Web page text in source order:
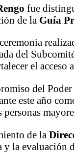
fue
de la Guía
del
el
del
este año
personas
de la
la evaluación